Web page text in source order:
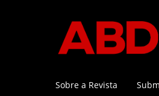
Sobre a Revista